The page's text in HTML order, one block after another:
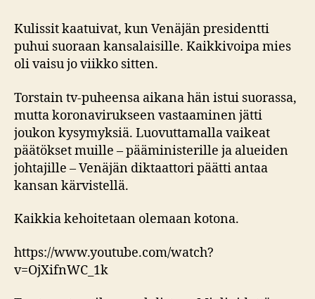
Kulissit kaatuivat, kun Venäjän presidentti
puhui suoraan kansalaisille. Kaikkivoipa mies
oli vaisu jo viikko sitten.
Torstain tv-puheensa aikana hän istui suorassa,
mutta koronavirukseen vastaaminen jätti
joukon kysymyksiä. Luovuttamalla vaikeat
päätökset muille – pääministerille ja alueiden
johtajille – Venäjän diktaattori päätti antaa
kansan kärvistellä.
Kaikkia kehoitetaan olemaan kotona.
https://www.youtube.com/watch?
v=OjXifnWC_1k